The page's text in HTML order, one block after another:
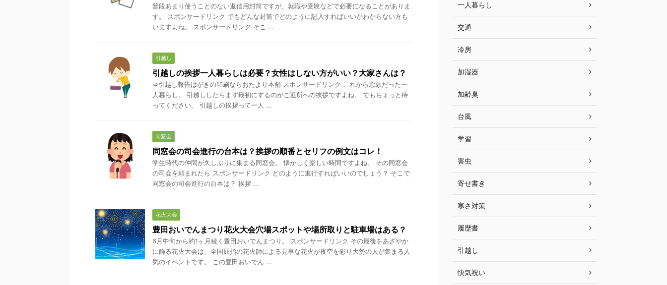
普段あまり使うことのない返信用封筒ですが、就職や受験などで必要になることがありま
す。 スポンサードリンク でもどんな封筒でどのように記入すればいいかわからない方も
いますよね。 スポンサードリンク そこ ...
引越し
引越しの挨拶一人暮らしは必要？女性はしない方がいい？大家さんは？
⇒引越し報告はがきの印刷ならおたより本舗 スポンサードリンク これから念願だった一
人暮らし。 引越ししたらまず最初にするのがご近所への挨拶ですよね。 でもちょっと待
ってください。 引越しの挨拶って一人 ...
同窓会
同窓会の司会進行の台本は？挨拶の順番とセリフの例文はコレ！
学生時代の仲間が久しぶりに集まる同窓会。 懐かしく楽しい時間ですよね。 その同窓会
の司会を頼まれたら スポンサードリンク どのように進行すればいいのでしょう？ そこで
同窓会の司会進行の台本は？ 挨拶 ...
花火大会
豊田おいでんまつり花火大会穴場スポットや場所取りと駐車場はある？
6月中旬から約1ヶ月続く豊田おいでんまつり。 スポンサードリンク その最後をあざやか
に飾る花火大会は、全国屈指の花火師による見事な花火が夜空を彩り大勢の人が集まる人
気のイベントです。 この豊田おいでん ...
一人暮らし
交通
冷房
加湿器
加齢臭
台風
学習
害虫
寄せ書き
寒さ対策
履歴書
引越し
快気祝い